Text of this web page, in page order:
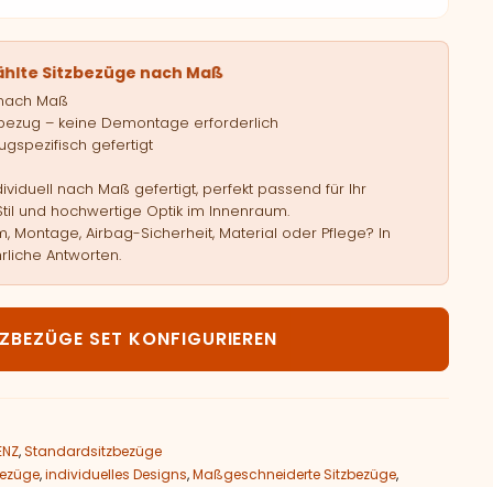
Sitzbezüge nach Maß
Maß
– keine Demontage erforderlich
gefertigt
nach Maß gefertigt, perfekt passend für Ihr
und hochwertige Optik im Innenraum.
Montage, Airbag-Sicherheit, Material oder Pflege? In
Antworten.
SET KONFIGURIEREN
,Standardsitzbezüge
,individuelles Designs,Maßgeschneiderte Sitzbezüge,